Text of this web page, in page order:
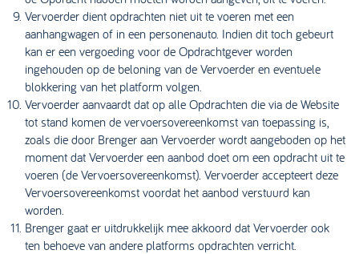
Vervoerder dient opdrachten niet uit te voeren met een
aanhangwagen of in een personenauto. Indien dit toch gebeurt
kan er een vergoeding voor de Opdrachtgever worden
ingehouden op de beloning van de Vervoerder en eventuele
blokkering van het platform volgen.
Vervoerder aanvaardt dat op alle Opdrachten die via de Website
tot stand komen de vervoersovereenkomst van toepassing is,
zoals die door Brenger aan Vervoerder wordt aangeboden op het
moment dat Vervoerder een aanbod doet om een opdracht uit te
voeren (de Vervoersovereenkomst). Vervoerder accepteert deze
Vervoersovereenkomst voordat het aanbod verstuurd kan
worden.
Brenger gaat er uitdrukkelijk mee akkoord dat Vervoerder ook
ten behoeve van andere platforms opdrachten verricht.